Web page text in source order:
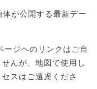
が公開する最新デー
ージヘのリンクはご自
んが、地図で使用し
スはご遠慮くださ